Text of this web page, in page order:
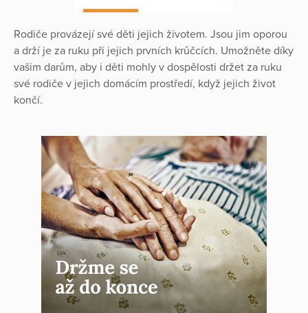
Rodiče provázejí své děti jejich životem. Jsou jim oporou
a drží je za ruku při jejich prvních krůčcích. Umožněte díky
vašim darům, aby i děti mohly v dospělosti držet za ruku
své rodiče v jejich domácím prostředí, když jejich život
končí.